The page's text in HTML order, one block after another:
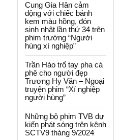
Cung Gia Hân cảm
động với chiếc bánh
kem màu hồng, đón
sinh nhật lần thứ 34 trên
phim trường “Người
hùng xí nghiệp”
Trần Hào trổ tay pha cà
phê cho người đẹp
Trương Hy Văn – Ngoại
truyện phim “Xí nghiệp
người hùng”
Những bộ phim TVB dự
kiến phát sóng trên kênh
SCTV9 tháng 9/2024